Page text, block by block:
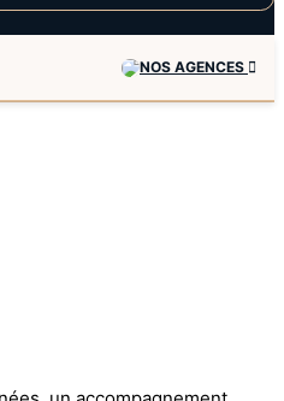
NOS AGENCES